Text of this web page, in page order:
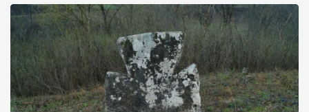
не видно, але видно дві стареньких колії у траві – […]